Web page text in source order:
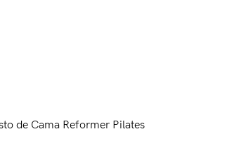
de Cama Reformer Pilates